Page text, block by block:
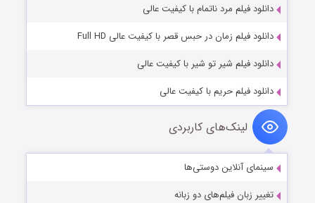
دانلود فیلم مرد ناتمام با کیفیت عالی
دانلود فیلم زمان در حبس قصر با کیفیت عالی Full HD
دانلود فیلم شیر تو شیر با کیفیت عالی
دانلود فیلم حریم با کیفیت عالی
لینک‌های کاربردی
سینمای آنلاین دوستی‌ها
تغییر زبان فیلم‌های دو زبانه